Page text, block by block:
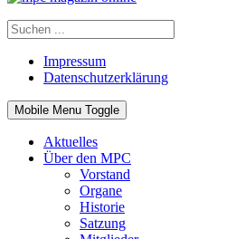
Impressum
Datenschutzerklärung
Mobile Menu Toggle
Aktuelles
Über den MPC
Vorstand
Organe
Historie
Satzung